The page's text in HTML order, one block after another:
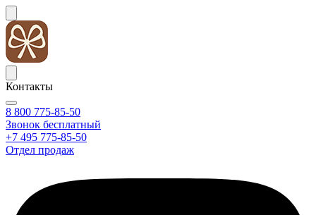
Контакты
8 800 775-85-50
Звонок бесплатный
+7 495 775-85-50
Отдел продаж